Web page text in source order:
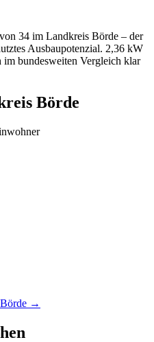
34 im Landkreis Börde – der
Ausbaupotenzial. 2,36 kW
bundesweiten Vergleich klar
Börde
Börde →